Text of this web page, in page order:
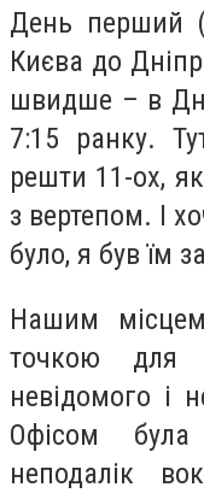
День перший
Києва до
швидше – в
7:15 ранку.
решти 11-ох,
з вертепом. І
було, я був їм
Нашим місцем
точкою для
невідомого і
Офісом була
неподалік